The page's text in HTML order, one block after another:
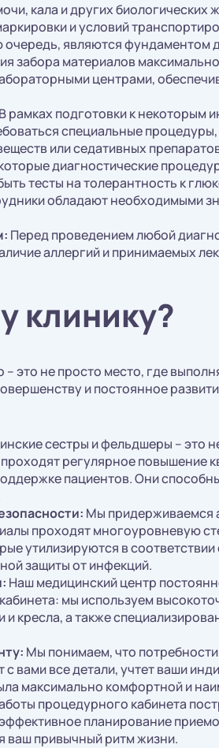
кала и других
и условий
являются фундаментом
забора материалов
центрами,
В рамках подготовки к некоторым
специальные
или седативных
диагностические
тесты на толерантность к
обладают необходимыми
Перед проведением любой
аллергий и принимаемых
клинику?
это не просто место, где
и постоянное
сестры и фельдшеры – это
регулярное повышение
пациентов. Они
Мы придерживаемся
проходят многоуровневую
утилизируются в
защиты от инфекций.
Наш медицинский центр
мы используем
кресла, а также
Мы понимаем, что
вами все детали, учтет ваши
максимально комфортной и
процедурного кабинета
планирование
ваш привычный ритм жизни.